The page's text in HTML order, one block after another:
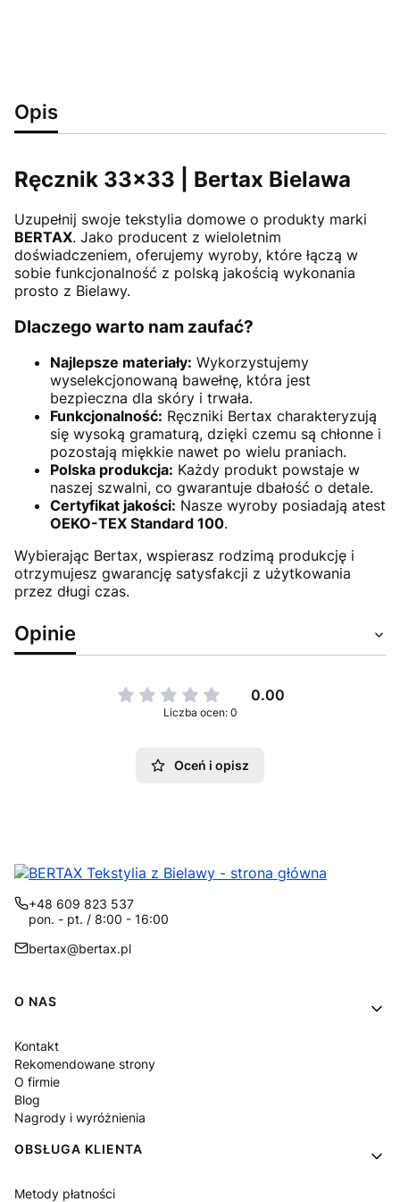
Opis
Ręcznik 33x33 | Bertax Bielawa
Uzupełnij swoje tekstylia domowe o produkty marki
BERTAX. Jako producent z wieloletnim
doświadczeniem, oferujemy wyroby, które łączą w
sobie funkcjonalność z polską jakością wykonania
prosto z Bielawy.
Dlaczego warto nam zaufać?
Najlepsze materiały: Wykorzystujemy
wyselekcjonowaną bawełnę, która jest
bezpieczna dla skóry i trwała.
Funkcjonalność: Ręczniki Bertax charakteryzują
się wysoką gramaturą, dzięki czemu są chłonne i
pozostają miękkie nawet po wielu praniach.
Polska produkcja: Każdy produkt powstaje w
naszej szwalni, co gwarantuje dbałość o detale.
Certyfikat jakości: Nasze wyroby posiadają atest
OEKO-TEX Standard 100.
Wybierając Bertax, wspierasz rodzimą produkcję i
otrzymujesz gwarancję satysfakcji z użytkowania
przez długi czas.
Opinie
0.00
Liczba ocen: 0
Oceń i opisz
+48 609 823 537
pon. - pt. / 8:00 - 16:00
bertax@bertax.pl
Linki w stopce
O NAS
Kontakt
Rekomendowane strony
O firmie
Blog
Nagrody i wyróżnienia
OBSŁUGA KLIENTA
Metody płatności